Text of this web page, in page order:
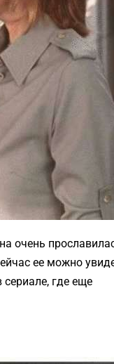
очень
ее можно
где еще